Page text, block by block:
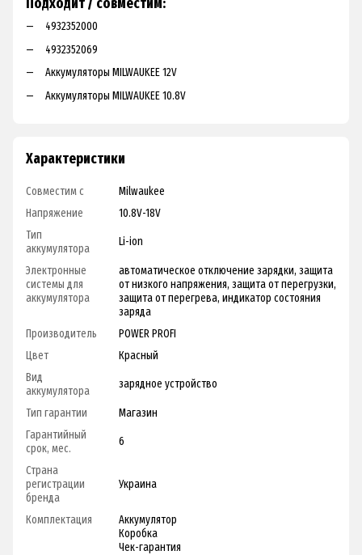
4932352000
4932352069
Аккумуляторы MILWAUKEE 12V
Аккумуляторы MILWAUKEE 10.8V
Характеристики
Совместим с
Milwaukee
Напряжение
10.8V-18V
Тип
аккумулятора
Li-ion
Электронные
системы для
аккумулятора
автоматическое отключение зарядки, защита
от низкого напряжения, защита от перегрузки,
защита от перегрева, индикатор состояния
заряда
Производитель
POWER PROFI
Цвет
Красный
Вид
аккумулятора
зарядное устройство
Тип гарантии
Магазин
Гарантийный
срок, мес.
6
Страна
регистрации
бренда
Украина
Комплектация
Аккумулятор
Коробка
Чек-гарантия